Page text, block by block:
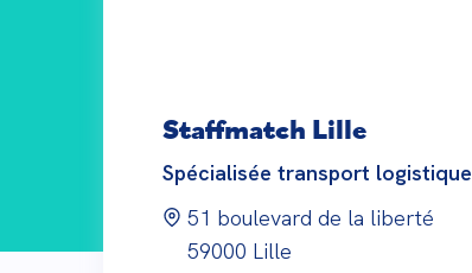
Staffmatch Lille
Spécialisée transport logistique
51 boulevard de la liberté
59000 Lille